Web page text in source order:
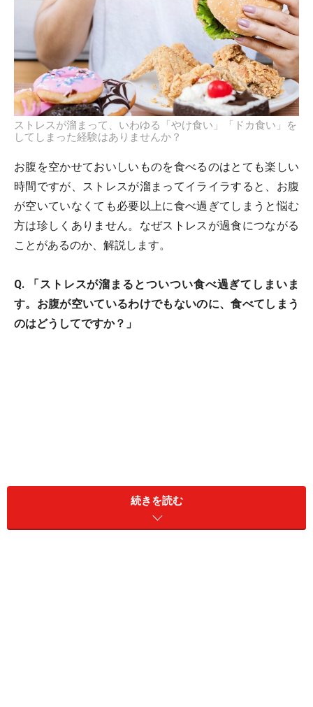
ストレスが溜まって、いわゆる「やけ食い」「ドカ食い」を
してしまった経験はありませんか？
お腹を空かせておいしいものを食べるのはとても楽しい
時間ですが、ストレスが溜まってイライラすると、お腹
が空いていなくても必要以上に食べ過ぎてしまうと悩む
方は珍しくありません。なぜストレスが過食につながる
ことがあるのか、解説します。
Q. 「ストレスが溜まるとついつい食べ過ぎてしまいま
す。お腹が空いているわけでもないのに、食べてしまう
のはどうしてですか？」
続きを読む